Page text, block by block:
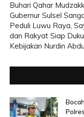
Buhari Qahar
Gubernur Sulsel
Peduli Luwu Raya,
dan Rakyat Siap
Kebijakan Nurdin